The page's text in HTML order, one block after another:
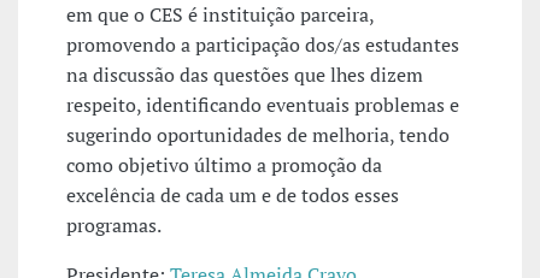
em que o CES é instituição parceira,
promovendo a participação dos/as estudantes
na discussão das questões que lhes dizem
respeito, identificando eventuais problemas e
sugerindo oportunidades de melhoria, tendo
como objetivo último a promoção da
excelência de cada um e de todos esses
programas.